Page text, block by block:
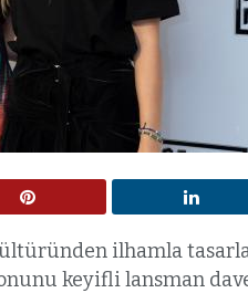
ilhamla
keyifli lansman